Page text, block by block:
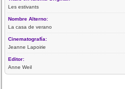
Les estivants
Nombre Alterno:
La casa de verano
Cinematografía:
Jeanne Lapoirie
Editor:
Anne Weil